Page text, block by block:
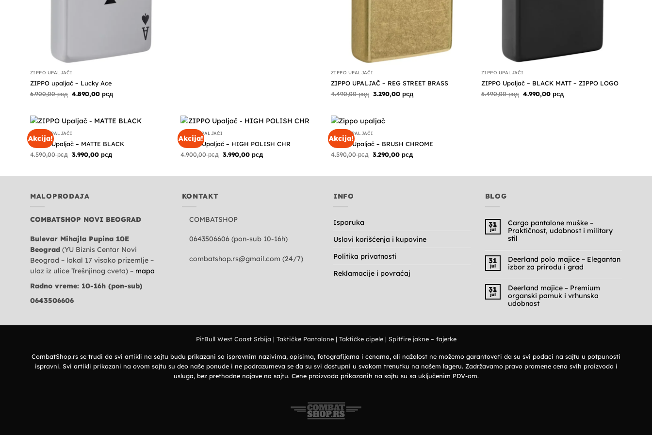
ZIPPO UPALJAČI
ZIPPO upaljač – Lucky Ace
6.900,00рсд Originalna
6.900,00 рсд.
4.890,00 рсдTrenutna
cena
ZIPPO UPALJAČI
ZIPPO UPALJAČ – REG STREET BRASS
4.490,00рсд Originalna
4.490,00 рсд.
3.290,00 рсдTrenutna
cena
ZIPPO UPALJAČI
ZIPPO Upaljač – BLACK MATT – ZIPPO LOGO
5.490,00рсд Originalna
4.990,00 рсдTrenutna
cena
Akcija!
ZIPPO UPALJAČI
ZIPPO Upaljač – MATTE BLACK
4.590,00рсд Originalna
4.590,00 рсд.
3.990,00 рсдTrenutna
cena
Akcija!
ZIPPO UPALJAČI
ZIPPO Upaljač – HIGH POLISH CHR
4.900,00рсд Originalna
4.900,00 рсд.
3.990,00 рсдTrenutna
cena
Akcija!
ZIPPO UPALJAČI
ZIPPO Upaljač – BRUSH CHROME
4.590,00рсд Originalna
4.590,00 рсд.
3.290,00 рсдTrenutna
cena
MALOPRODAJA
COMBATSHOP NOVI BEOGRAD
Bulevar Mihajla Pupina 10E
Beograd (YU Biznis Centar Novi
Beograd – lokal 17 visoko prizemlje –
ulaz iz ulice Trešnjinog cveta) – mapa
Radno vreme: 10-16h (pon-sub)
0643506606
KONTAKT
COMBATSHOP
0643506606 (pon-sub 10-16h)
combatshop.rs@gmail.com (24/7)
INFO
Isporuka
Uslovi korišćenja i kupovine
Politika privatnosti
Reklamacije i povraćaj
BLOG
31
jul
Cargo pantalone muške –
Praktičnost, udobnost i military
stil
na
Cargo
pantalone
Praktičnost,
udobnost
i
military
stil
31
jul
Deerland polo majice – Elegantan
izbor za prirodu i grad
na
Deerland
polo
majice
–
31
jul
Deerland majice – Premium
organski pamuk i vrhunska
udobnost
pamuk
i
vrhunska
udobnost
PitBull West Coast Srbija | Taktičke Pantalone| Taktičke cipele| Spitfire jakne – fajerke
CombatShop.rs se trudi da svi artikli na sajtu budu prikazani sa ispravnim nazivima, opisima, fotografijama i cenama, ali nažalost ne možemo garantovati da su svi podaci na sajtu u potpunosti
ispravni. Svi artikli prikazani na ovom sajtu su deo naše ponude i ne podrazumeva se da su svi dostupni u svakom trenutku na našem lageru. Zadržavamo pravo promene cena svih proizvoda i
usluga, bez prethodne najave na sajtu. Cene proizvoda prikazanih na sajtu su sa uključenim PDV-om.